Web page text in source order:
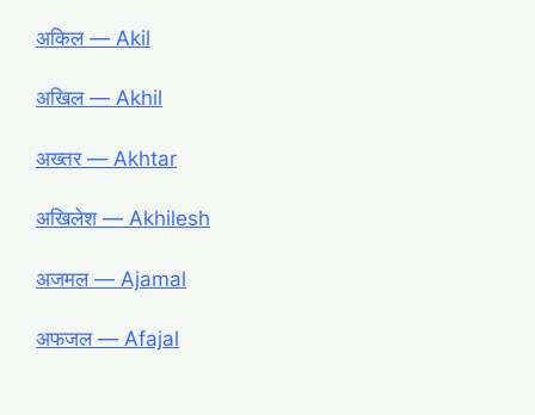
अकिल ― Akil
अखिल ― Akhil
अख्तर ― Akhtar
अखिलेश ― Akhilesh
अजमल ― Ajamal
अफजल ― Afajal